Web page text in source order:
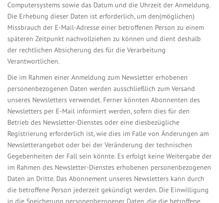
Computersystems sowie das Datum und die Uhrzeit der Anmeldung.
Die Erhebung dieser Daten ist erforderlich, um den(möglichen)
Missbrauch der E-Mail-Adresse einer betroffenen Person zu einem
späteren Zeitpunkt nachvollziehen zu können und dient deshalb
der rechtlichen Absicherung des für die Verarbeitung
Verantwortlichen.
Die im Rahmen einer Anmeldung zum Newsletter erhobenen
personenbezogenen Daten werden ausschließlich zum Versand
unseres Newsletters verwendet. Ferner könnten Abonnenten des
Newsletters per E-Mail informiert werden, sofern dies für den
Betrieb des Newsletter-Dienstes oder eine diesbezügliche
Registrierung erforderlich ist, wie dies im Falle von Änderungen am
Newsletterangebot oder bei der Veränderung der technischen
Gegebenheiten der Fall sein könnte. Es erfolgt keine Weitergabe der
im Rahmen des Newsletter-Dienstes erhobenen personenbezogenen
Daten an Dritte. Das Abonnement unseres Newsletters kann durch
die betroffene Person jederzeit gekündigt werden. Die Einwilligung
in die Speicherung personenbezogener Daten, die die betroffene